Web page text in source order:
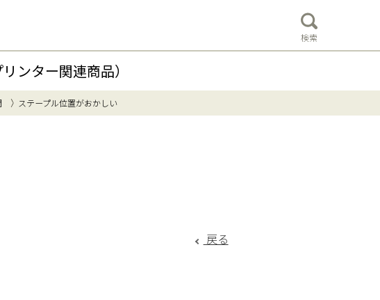
検索
ンター関連商品）
ステープル位置がおかしい
戻る